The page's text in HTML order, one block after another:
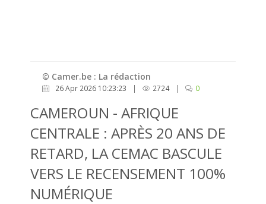
© Camer.be : La rédaction
26 Apr 2026 10:23:23 | 2724 | 0
CAMEROUN - AFRIQUE
CENTRALE : APRÈS 20 ANS DE
RETARD, LA CEMAC BASCULE
VERS LE RECENSEMENT 100%
NUMÉRIQUE